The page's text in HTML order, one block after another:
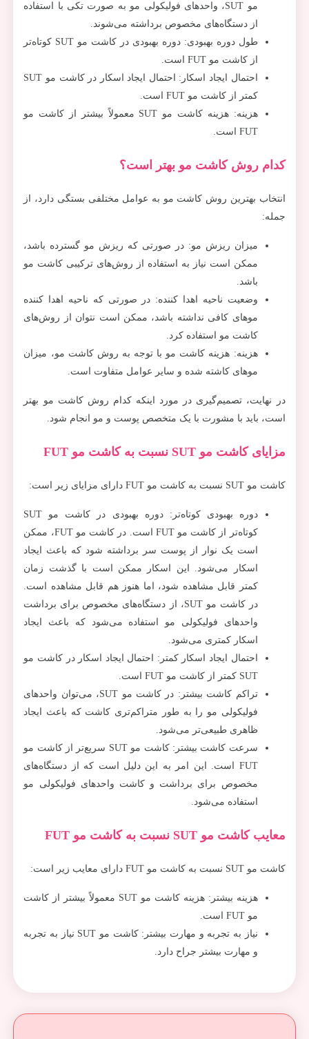
مو SUT، واحدهای فولیکولی مو به صورت تکی با استفاده
از دستگاه‌های مخصوص برداشته می‌شوند.
طول دوره بهبودی: دوره بهبودی در کاشت مو SUT کوتاه‌تر
از کاشت مو FUT است.
احتمال ایجاد اسکار: احتمال ایجاد اسکار در کاشت مو SUT
کمتر از کاشت مو FUT است.
هزینه: هزینه کاشت مو SUT معمولاً بیشتر از کاشت مو
FUT است.
کدام روش کاشت مو بهتر است؟
انتخاب بهترین روش کاشت مو به عوامل مختلفی بستگی دارد، از
جمله:
میزان ریزش مو: در صورتی که ریزش مو گسترده باشد،
ممکن است نیاز به استفاده از روش‌های ترکیبی کاشت مو
باشد.
وضعیت ناحیه اهدا کننده: در صورتی که ناحیه اهدا کننده
موهای کافی نداشته باشد، ممکن است نتوان از روش‌های
کاشت مو استفاده کرد.
هزینه: هزینه کاشت مو با توجه به روش کاشت مو، میزان
موهای کاشته شده و سایر عوامل متفاوت است.
در نهایت، تصمیم‌گیری در مورد اینکه کدام روش کاشت مو بهتر
است، باید با مشورت با یک متخصص پوست و مو انجام شود.
مزایای کاشت مو SUT نسبت به کاشت مو FUT
کاشت مو SUT نسبت به کاشت مو FUT دارای مزایای زیر است:
دوره بهبودی کوتاه‌تر: دوره بهبودی در کاشت مو SUT
کوتاه‌تر از کاشت مو FUT است. در کاشت مو FUT، ممکن
است یک نوار از پوست سر برداشته شود که باعث ایجاد
اسکار می‌شود. این اسکار ممکن است با گذشت زمان
کمتر قابل مشاهده شود، اما هنوز هم قابل مشاهده است.
در کاشت مو SUT، از دستگاه‌های مخصوص برای برداشت
واحدهای فولیکولی مو استفاده می‌شود که باعث ایجاد
اسکار کمتری می‌شود.
احتمال ایجاد اسکار کمتر: احتمال ایجاد اسکار در کاشت مو
SUT کمتر از کاشت مو FUT است.
تراکم کاشت بیشتر: در کاشت مو SUT، می‌توان واحدهای
فولیکولی مو را به طور متراکم‌تری کاشت که باعث ایجاد
ظاهری طبیعی‌تر می‌شود.
سرعت کاشت بیشتر: کاشت مو SUT سریع‌تر از کاشت مو
FUT است. این امر به این دلیل است که از دستگاه‌های
مخصوص برای برداشت و کاشت واحدهای فولیکولی مو
استفاده می‌شود.
معایب کاشت مو SUT نسبت به کاشت مو FUT
کاشت مو SUT نسبت به کاشت مو FUT دارای معایب زیر است:
هزینه بیشتر: هزینه کاشت مو SUT معمولاً بیشتر از کاشت
مو FUT است.
نیاز به تجربه و مهارت بیشتر: کاشت مو SUT نیاز به تجربه
و مهارت بیشتر جراح دارد.